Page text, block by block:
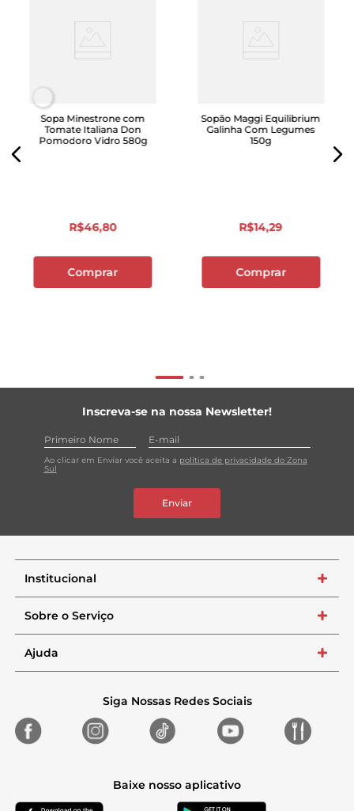
Sopa Minestrone com
Tomate Italiana Don
Pomodoro Vidro 580g
R$46,80
Comprar
Sopão Maggi Equilibrium
Galinha Com Legumes
150g
R$14,29
Comprar
Inscreva-se na nossa Newsletter!
Ao clicar em Enviar você aceita a política de privacidade do Zona
Sul
Enviar
Institucional +
Sobre o Serviço +
Ajuda +
Siga Nossas Redes Sociais
Baixe nosso aplicativo